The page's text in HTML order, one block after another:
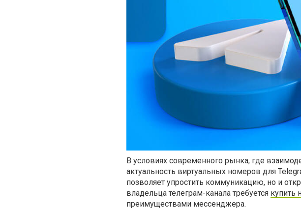
В условиях современного рынка, где
актуальность виртуальных номеров для
позволяет упростить коммуникацию, но и
владельца телеграм-канала требуется купить
преимуществами мессенджера.